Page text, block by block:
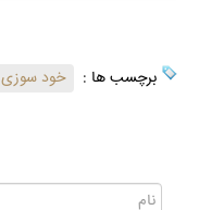
برچسب ها : خود سوزی